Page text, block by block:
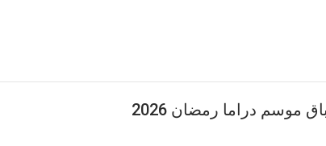
دراما رمضان 2026